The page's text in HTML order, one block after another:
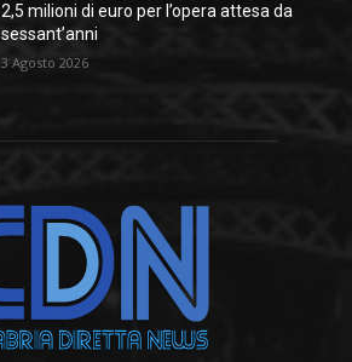
2,5 milioni di euro per l’opera attesa da
sessant’anni
3 Agosto 2026